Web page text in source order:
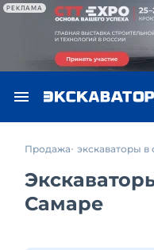
РЕКЛАМА
Продажа экскаваторы в
Самаре